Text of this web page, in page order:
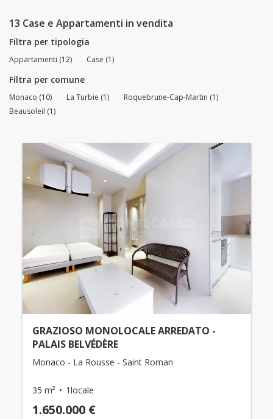
13 Case e Appartamenti in vendita
Filtra per tipologia
Appartamenti (12) Case (1)
Filtra per comune
Monaco (10) La Turbie (1)
Roquebrune-Cap-Martin (1)
Beausoleil (1)
GRAZIOSO MONOLOCALE ARREDATO -
PALAIS BELVÉDÈRE
Monaco - La Rousse - Saint Roman
35 m² 1locale
1.650.000 €